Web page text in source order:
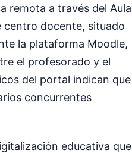
remota a través del Aula
centro docente, situado
la plataforma Moodle,
el profesorado y el
del portal indican que
concurrentes
educativa que